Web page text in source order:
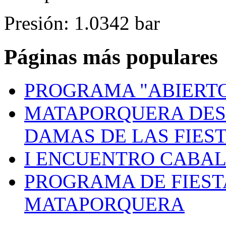
Presión: 1.0342 bar
Páginas más populares
PROGRAMA
MATAPORQUERA
DAMAS DE LAS
I ENCUENTRO
PROGRAMA DE
MATAPORQUERA